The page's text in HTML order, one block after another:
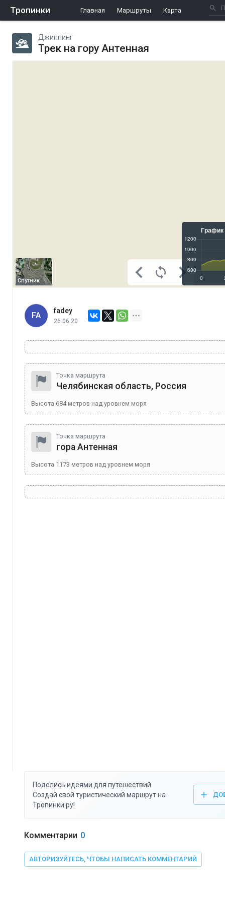
Тропинки Главная Маршруты Карта
Джиппинг
Трек на гору Антенная
Спутник
FA
fadey
26.06.20
Точка маршрута
Челябинская область, Россия
Высота 684метров над уровнем моря
Точка маршрута
гора Антенная
Высота 1173 метров над уровнем моря
Поделись идеями для путешествий.
Создай свой туристический маршрут на
Тропинки.ру!
Комментарии 0
АВТОРИЗУЙТЕСЬ, ЧТОБЫ НАПИСАТЬ КОММЕНТАРИЙ